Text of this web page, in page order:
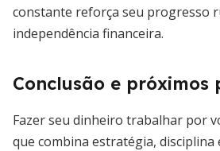
constante reforça seu progresso
independência financeira.
Conclusão e próximos
Fazer seu dinheiro trabalhar por
que combina estratégia, disciplina